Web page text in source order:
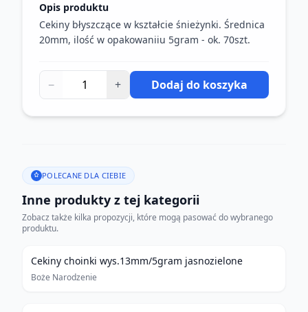
Opis produktu
Cekiny błyszczące w kształcie śnieżynki. Średnica
20mm, ilość w opakowaniiu 5gram - ok. 70szt.
− + Dodaj do koszyka
POLECANE DLA CIEBIE
Inne produkty z tej kategorii
Zobacz także kilka propozycji, które mogą pasować do wybranego
produktu.
Cekiny choinki wys.13mm/5gram jasnozielone
Boże Narodzenie